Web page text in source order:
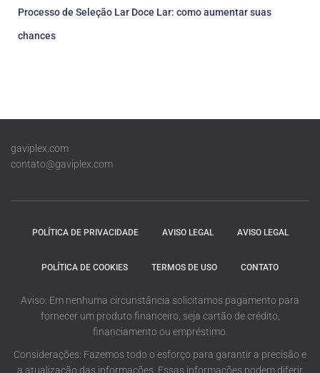
Processo de Seleção Lar Doce Lar: como aumentar suas
chances
gaviplex.com
contato@gaviplex.com
POLÍTICA DE PRIVACIDADE AVISO LEGAL AVISO LEGAL
POLÍTICA DE COOKIES TERMOS DE USO CONTATO
Aviso: Em nenhuma circunstância solicitamos pagamento para
fornecer um produto financeiro, seja cartão de crédito,
financiamento ou empréstimo.
Considerações: Fazemos todo o esforço para garantir a precisão e
a atualização das informações. Essas informações podem diferir